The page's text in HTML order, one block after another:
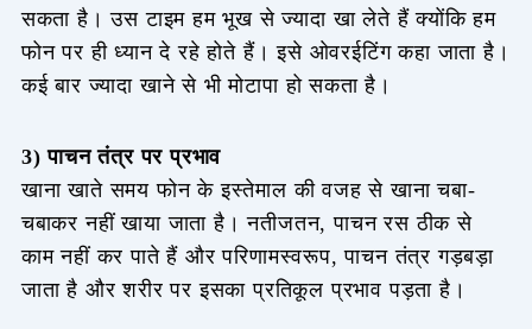
सकता है। उस टाइम हम भूख से ज्यादा खा लेते हैं क्योंकि हम
फोन पर ही ध्यान दे रहे होते हैं। इसे ओवरईटिंग कहा जाता है।
कई बार ज्यादा खाने से भी मोटापा हो सकता है।
3) पाचन तंत्र पर प्रभाव
खाना खाते समय फोन के इस्तेमाल की वजह से खाना चबा-
चबाकर नहीं खाया जाता है। नतीजतन, पाचन रस ठीक से
काम नहीं कर पाते हैं और परिणामस्वरूप, पाचन तंत्र गड़बड़ा
जाता है और शरीर पर इसका प्रतिकूल प्रभाव पड़ता है।